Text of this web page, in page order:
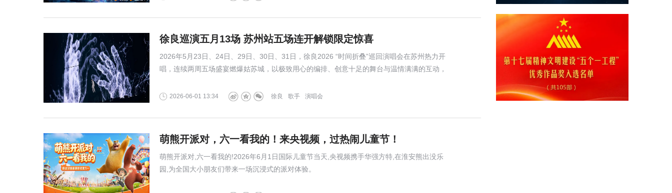
徐良巡演五月13场 苏州站五场连开解锁限定惊喜
2026年5月23日、24日、29日、30日、31日，徐良2026 “时间折叠”巡回演唱会在苏州热力开
唱，连续两周五场盛宴燃爆姑苏城，以极致用心的编排、创意十足的舞台与温情满满的互动，
2026-06-01 13:34 演唱会
歌手
徐良
萌熊开派对，六一看我的！来央视频，过热闹儿童节！
萌熊开派对,六一看我的!2026年6月1日国际儿童节当天,央视频携手华强方特,在淮安熊出没乐
园,为全国大小朋友们带来一场沉浸式的派对体验。